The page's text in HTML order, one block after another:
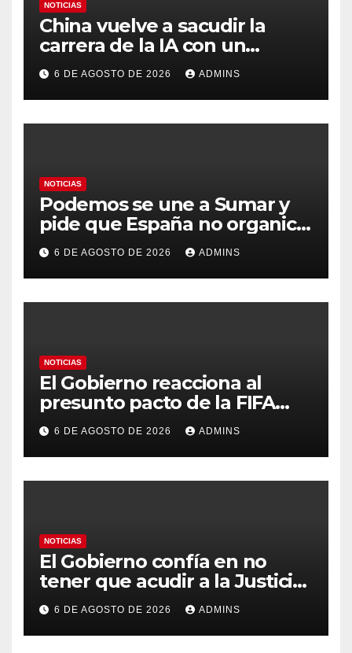
NOTICIAS
China vuelve a sacudir la
carrera de la IA con un
modelo capaz de trabajar
durante días sin intervención
humana
6 DE AGOSTO DE 2026 ADMINS
NOTICIAS
Podemos se une a Sumar y
pide que España no organice
el Mundial 2030 con
Marruecos por «atentar
contra la soberanía nacional»
6 DE AGOSTO DE 2026 ADMINS
NOTICIAS
El Gobierno reacciona al
presunto pacto de la FIFA
con Marruecos para acoger la
final del Mundial 2030:
«Tiene que ser en España»
6 DE AGOSTO DE 2026 ADMINS
NOTICIAS
El Gobierno confía en no
tener que acudir a la Justicia
por el reparto de menores
mientras el PP pide la
apertura del Congreso por la
6 DE AGOSTO DE 2026 ADMINS